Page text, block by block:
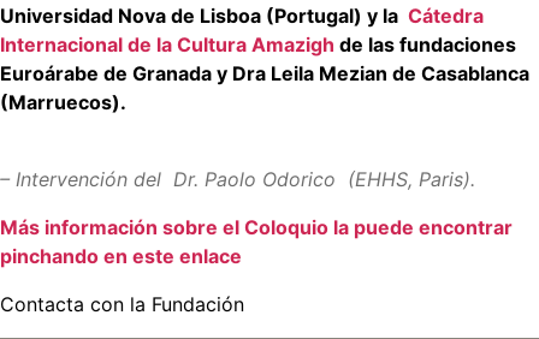
Universidad Nova de Lisboa (Portugal) y la Cátedra
Internacional de la Cultura Amazigh de las fundaciones
Euroárabe de Granada y Dra Leila Mezian de Casablanca
(Marruecos).
– Intervención del Dr. Paolo Odorico (EHHS, Paris).
Más información sobre el Coloquio la puede encontrar
pinchando en este enlace
Contacta con la Fundación